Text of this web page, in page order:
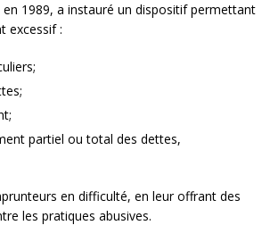
en 1989, a instauré un dispositif permettant
excessif :
partiel ou total des dettes,
en difficulté, en leur offrant des
les pratiques abusives.